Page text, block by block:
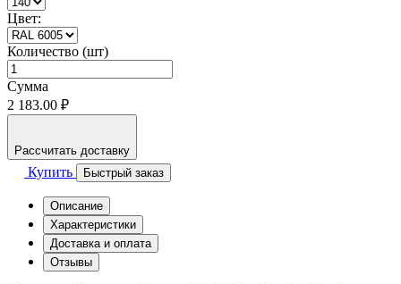
Цвет:
Количество (шт)
Сумма
2 183.00 ₽
Рассчитать доставку
Купить Быстрый заказ
Описание
Характеристики
Доставка и оплата
Отзывы